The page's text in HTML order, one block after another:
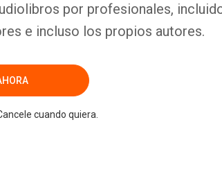
por profesionales,
e incluso los propios autores.
cuando quiera.